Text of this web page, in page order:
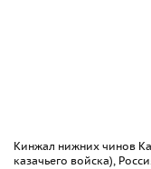
Кинжал нижних чинов
казачьего войска),